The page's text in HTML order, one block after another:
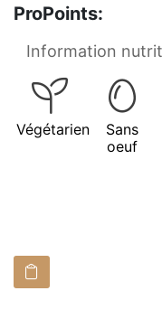
ProPoints:
Information
Végétarien
Sans
oeuf